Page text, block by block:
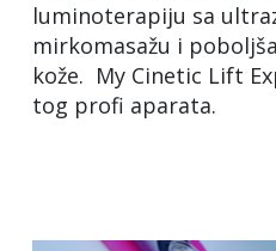
luminoterapiju sa
mirkomasažu i
kože. My Cinetic Lift
tog profi aparata.